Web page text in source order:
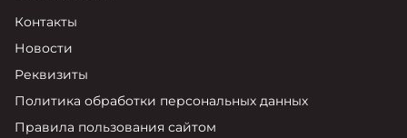
Контакты
Новости
Реквизиты
Политика обработки персональных данных
Правила пользования сайтом